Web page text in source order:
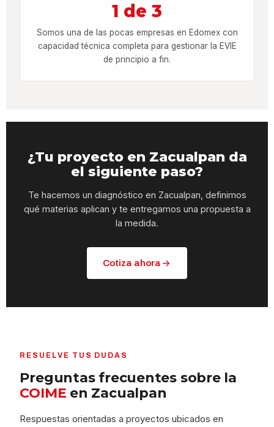
1 de 3
Somos una de las pocas empresas en Edomex con
capacidad técnica completa para gestionar la EVIE
de principio a fin.
¿Tu proyecto en Zacualpan da
el siguiente paso?
Te hacemos un diagnóstico en Zacualpan, definimos
qué materias aplican y te entregamos una propuesta a
la medida.
Cotiza ahora
RESUELVE TUS DUDAS
Preguntas frecuentes sobre la
COIME en Zacualpan
Respuestas orientadas a proyectos ubicados en